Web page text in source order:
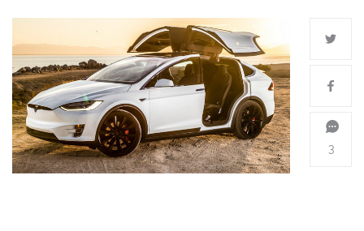
3